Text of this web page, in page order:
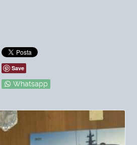
Save
Whatsapp